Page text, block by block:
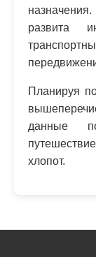
развита
Планируя
данные
хлопот.